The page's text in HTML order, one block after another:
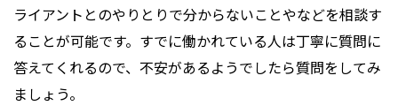
ライアントとのやりとりで分からないことやなどを相談す
ることが可能です。すでに働かれている人は丁寧に質問に
答えてくれるので、不安があるようでしたら質問をしてみ
ましょう。